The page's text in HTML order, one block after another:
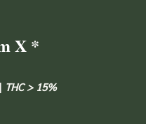
X *
THC > 15%